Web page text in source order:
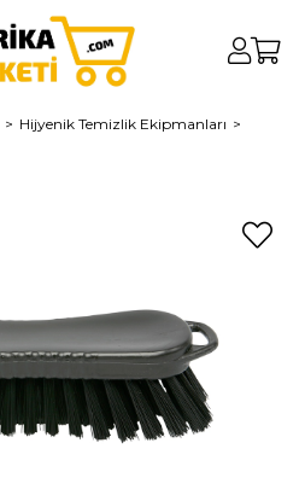
Hijyenik Temizlik Ekipmanları